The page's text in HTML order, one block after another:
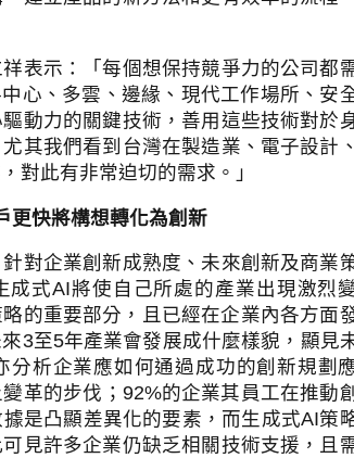
表示：「每個想保持競爭力的公司都
中心、多雲、邊緣、現代工作場所、安
動力的關鍵技術，善用這些技術對於
其我們看到台灣在製造業、電子設計
對此有非常迫切的需求。」
更快將構想轉化為創新
針對企業創新成熟度、未來創新及商業
成式AI將使自己所處的產業出現激烈
的重要部分，且已經在企業內各方面
3至5年產業會發展成什麼樣貌，顯見
分析企業應如何通過成功的創新規劃
革的步伐； 92%的企業其員工在推動
是凸顯差異化的要素，而生成式AI策
見許多企業仍缺乏相關技術支援，且